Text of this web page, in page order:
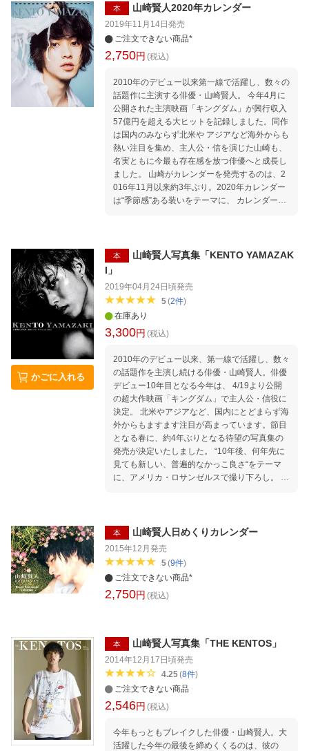
カットや、ナチュラルな表情をとらえたカット
まで、 多彩な山崎賢人が詰まった1冊に仕上が
写真をじっくりと楽しめる大判仕様。 自由に写
真を選べるセパレート形式なので、気分に合わ
ロフィール＞●やまざき・けんと＝94年9月7日
生まれ、東京都出身。10年に俳優デビュー。
映画「ヒロイン失格」「orange-オレンジー」
（ともに15年）での演技が評価され、第39回日
本アカデミー賞 新人俳優賞を受賞。その後、主
演ドラマ「トドメの接吻」「グッド・ドクタ
ー」（ともに18年）など話題作に 次々と出演
し、同年アジアベスト俳優賞に輝く。19年は主
演映画「キングダム」が大ヒットを記録し、 続
編の制作も決定。20年は主演映画「ヲタクに恋
は主演映画「夏への扉」が控える。
本 山崎賢人2020年カレンダー
2019年11月14日 発売
ご注文できない商品*
2,750円 (税込)
2010年のデビュー以来第一線で活躍し、数々の
話題作に主演する俳優・山崎賢人。 今年4月に
公開された主演映画「キングダム」が興行収入
57億円を超える大ヒットを記録しました。同作
は国内のみならず北米や アジアなど海外からも
熱い注目を集め、主人公・信を演じた山崎も、
名実ともに今最も存在感を放つ俳優へと成長し
ました。 山崎がカレンダーを発売するのは、2
016年11月以来約3年ぶり。2020年カレンダー
は“季節感”ある装いをテーマに、 カレンダーの
限に引き出した各ページは、まるでモード系フ
だけます。 ＜プロフィール＞ ●やまざき・けん
と＝94年9月7日生まれ、東京都出身。10年に
俳優デビュー。 映画「ヒロイン失格」「orang
e-オレンジー」（共に15年）での演技が評価さ
賞。 その後、主演ドラマ「トドメの接吻」「グ
ッド・ドクター」（ともに18年）など話題作に
次々と出演し、同年アジアベスト俳優賞に 輝
く。19年は、主演映画「キングダム」が大ヒッ
トを記録したほか、声優を務めた「ニノ国」も
公開。20年は映画「ヲタクに恋 は難しい」（2
月7日公開）、「劇場」、Netflixオリジナルド
ラマ「今際の国のアリス」の3本の主演作が控
える。
かごに入れる
本
山崎賢人写真集「KENTO YAMAZAK
I」
2019年04月24日頃発売
5(2件)
在庫あり
3,300円 (税込)
2010年のデビュー以来、第一線で活躍し、数々
の話題作を主演し続ける俳優・山崎賢人。俳優
デビュー10年目となる今年は、 4/19より公開
の超大作映画「キングダム」で主人公・信役に
決定。 北米やアジアなど、国内にとどまらず海
外からもますます注目が高まっています。節目
となる春に、約4年ぶりとなる待望の写真集の
発売が決定いたしました。 “10年後、何年先に
見ても新しい、普遍的なかっこ良さ“をテーマ
に、アメリカ・ロサンゼルスで撮り下ろし。 ダ
ンでは、繊細かつ美しい表情に大胆に接近。 6
日間の気ままな旅の軌跡をたどり、あらゆる表
情を収録しました。 ●やまざき・けんと＝94年
9月7日生まれ、東京都出身。10年に俳優デビュ
ー。映画「ヒロイン失格」、「orange」（15
年）での演技が評価され、第39回日本アカデミ
「陸王」（17年）、「トドメの接吻」「グッ
ド・ドクター」（共に主演18年）など話題作に
次々と出演。18年にアジアベスト俳優賞に輝く
など、アジアでも高い人気を誇る。待機作とし
て、声優を務める映画「ニノ国」（19年夏公
開）、「ヲタクに恋は難しい」（20年公開）で
主演を務める。 崎は正式には「たつさき」とな
ります
本 山崎賢人日めくりカレンダー
2015年12月 発売
5(9件)
ご注文できない商品*
2,750円 (税込)
本 山崎賢人写真集「THE KENTOS」
2014年12月17日頃発売
4.25(8件)
ご注文できない商品
2,546円 (税込)
今年もっともブレイクした俳優・山崎賢人。大
活躍した今年の最後を締めくくるのは、彼の